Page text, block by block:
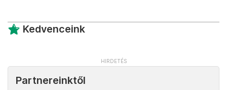
Kedvenceink
Partnereinktől